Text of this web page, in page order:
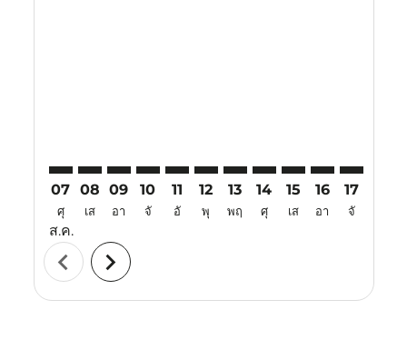
07
ศุ
ส.ค.
08
เส
09
อา
10
จั
11
อั
12
พุ
13
พฤ
14
ศุ
15
เส
16
อา
17
จั
chevron_left chevron_right